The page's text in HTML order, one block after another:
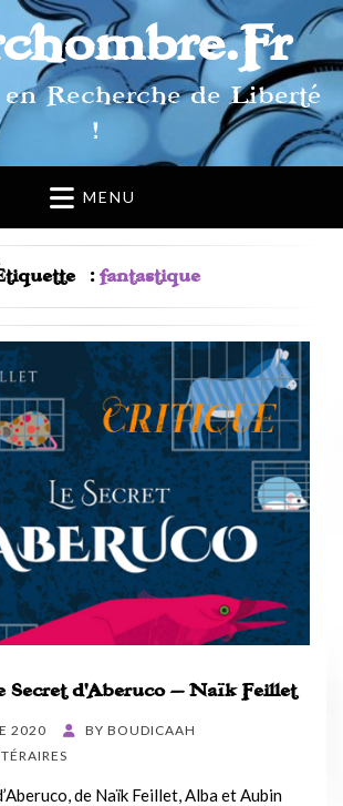
Recherche de Liberté
!
MENU
:fantastique
Secret d’Aberuco – Naïk Feillet
2020 BY BOUDICAAH
de Naïk Feillet, Alba et Aubin